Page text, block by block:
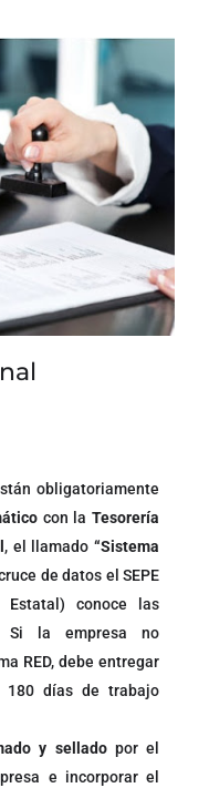
obligatoriamente
con laTesorería
, el llamado“Sistema
de datos el SEPE
Estatal) conoce las
Si la empresa no
RED, debe entregar
días de trabajo
y selladopor el
e incorporar el